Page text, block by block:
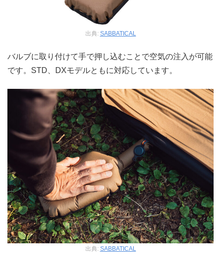
出典: SABBATICAL
バルブに取り付けて手で押し込むことで空気の注入が可能
です。STD、DXモデルともに対応しています。
出典: SABBATICAL